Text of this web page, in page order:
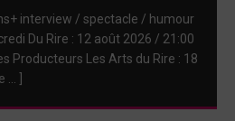
interview / spectacle / humour
Du Rire : 12 août 2026 / 21:00
Producteurs Les Arts du Rire : 18
… ]